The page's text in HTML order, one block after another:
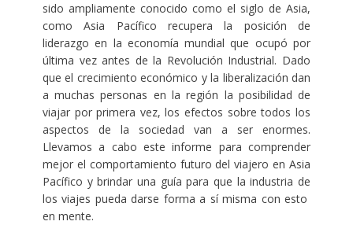
sido ampliamente conocido como el siglo de Asia,
como Asia Pacífico recupera la posición de
liderazgo en la economía mundial que ocupó por
última vez antes de la Revolución Industrial. Dado
que el crecimiento económico y la liberalización dan
a muchas personas en la región la posibilidad de
viajar por primera vez, los efectos sobre todos los
aspectos de la sociedad van a ser enormes.
Llevamos a cabo este informe para comprender
mejor el comportamiento futuro del viajero en Asia
Pacífico y brindar una guía para que la industria de
los viajes pueda darse forma a sí misma con esto
en mente.